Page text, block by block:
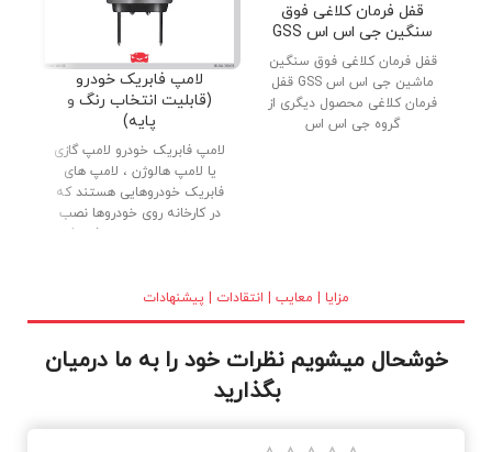
قفل فرمان کلاغی فوق
سنگین جی اس اس GSS
قفل فرمان کلاغی فوق سنگین
ماشین جی اس اس GSS قفل
فرمان کلاغی محصول دیگری از
گروه جی اس اس
لامپ فابریک خودرو
(قابلیت انتخاب رنگ و
پایه)
لامپ فابریک خودرو لامپ گازی
یا لامپ هالوژن ، لامپ های
فابریک خودروهایی هستند که
در کارخانه روی خودروها نصب
می شوند. لامپ های فابریک
بازار عرضه شده اند. نور خوب و
طول عمر بالا از دلایل استقبال
مزایا | معایب | انتقادات | پیشنهادات
خوشحال میشویم نظرات خود را به ما درمیان
بگذارید